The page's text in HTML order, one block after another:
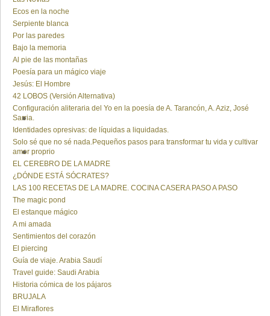
Ecos en la noche
Serpiente blanca
Por las paredes
Bajo la memoria
Al pie de las montañas
Poesía para un mágico viaje
Jesús: El Hombre
42 LOBOS (Versión Alternativa)
Configuración aliteraria del Yo en la poesía de A. Tarancón, A. Aziz, José
Sarria.
Identidades opresivas: de líquidas a liquidadas.
Solo sé que no sé nada.Pequeños pasos para transformar tu vida y cultivar
amor proprio
EL CEREBRO DE LA MADRE
¿DÓNDE ESTÁ SÓCRATES?
LAS 100 RECETAS DE LA MADRE. COCINA CASERA PASO A PASO
The magic pond
El estanque mágico
A mi amada
Sentimientos del corazón
El piercing
Guía de viaje. Arabia Saudí
Travel guide: Saudi Arabia
Historia cómica de los pájaros
BRUJALA
El Miraflores